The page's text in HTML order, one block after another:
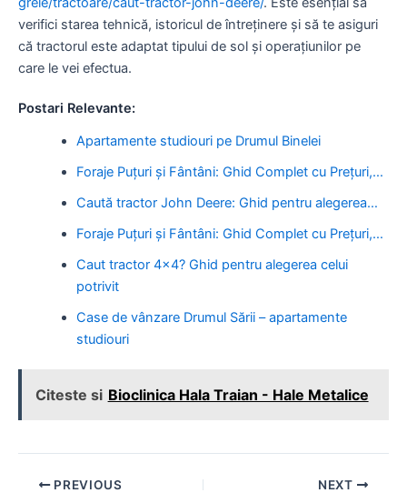
verifici starea tehnică, istoricul de întreținere și să te asiguri
că tractorul este adaptat tipului de sol și operațiunilor pe
care le vei efectua.
Postari Relevante:
Apartamente studiouri pe Drumul Binelei
Foraje Puțuri și Fântâni: Ghid Complet cu Prețuri,…
Caută tractor John Deere: Ghid pentru alegerea…
Foraje Puțuri și Fântâni: Ghid Complet cu Prețuri,…
Caut tractor 4x4? Ghid pentru alegerea celui
potrivit
Case de vânzare Drumul Sării – apartamente
studiouri
Citeste si Bioclinica Hala Traian - Hale Metalice
Post PREVIOUS NEXT